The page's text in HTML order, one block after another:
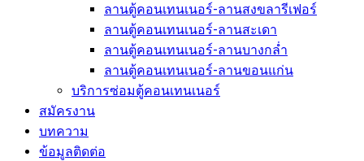
ลานตู้คอนเทนเนอร์-ลานสงขลารีเฟอร์
ลานตู้คอนเทนเนอร์-ลานสะเดา
ลานตู้คอนเทนเนอร์-ลานบางกล่ำ
ลานตู้คอนเทนเนอร์-ลานขอนแก่น
บริการซ่อมตู้คอนเทนเนอร์
สมัครงาน
บทความ
ข้อมูลติดต่อ